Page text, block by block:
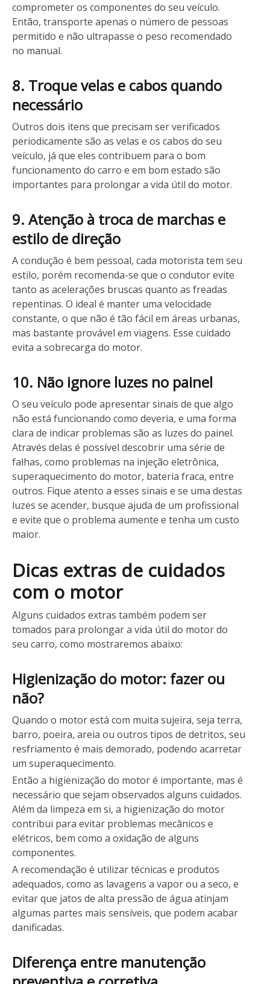
comprometer os componentes do seu veículo.
Então, transporte apenas o número de pessoas
permitido e não ultrapasse o peso recomendado
no manual.
8. Troque velas e cabos quando
necessário
Outros dois itens que precisam ser verificados
periodicamente são as velas e os cabos do seu
veículo, já que eles contribuem para o bom
funcionamento do carro e em bom estado são
importantes para prolongar a vida útil do motor.
9. Atenção à troca de marchas e
estilo de direção
A condução é bem pessoal, cada motorista tem seu
estilo, porém recomenda-se que o condutor evite
tanto as acelerações bruscas quanto as freadas
repentinas. O ideal é manter uma velocidade
constante, o que não é tão fácil em áreas urbanas,
mas bastante provável em viagens. Esse cuidado
evita a sobrecarga do motor.
10. Não ignore luzes no painel
O seu veículo pode apresentar sinais de que algo
não está funcionando como deveria, e uma forma
clara de indicar problemas são as luzes do painel.
Através delas é possível descobrir uma série de
falhas, como problemas na injeção eletrônica,
superaquecimento do motor, bateria fraca, entre
outros. Fique atento a esses sinais e se uma destas
luzes se acender, busque ajuda de um profissional
e evite que o problema aumente e tenha um custo
maior.
Dicas extras de cuidados
com o motor
Alguns cuidados extras também podem ser
tomados para prolongar a vida útil do motor do
seu carro, como mostraremos abaixo:
Higienização do motor: fazer ou
não?
Quando o motor está com muita sujeira, seja terra,
barro, poeira, areia ou outros tipos de detritos, seu
resfriamento é mais demorado, podendo acarretar
um superaquecimento.
Então a higienização do motor é importante, mas é
necessário que sejam observados alguns cuidados.
Além da limpeza em si, a higienização do motor
contribui para evitar problemas mecânicos e
elétricos, bem como a oxidação de alguns
componentes.
A recomendação é utilizar técnicas e produtos
adequados, como as lavagens a vapor ou a seco, e
evitar que jatos de alta pressão de água atinjam
algumas partes mais sensíveis, que podem acabar
danificadas.
Diferença entre manutenção